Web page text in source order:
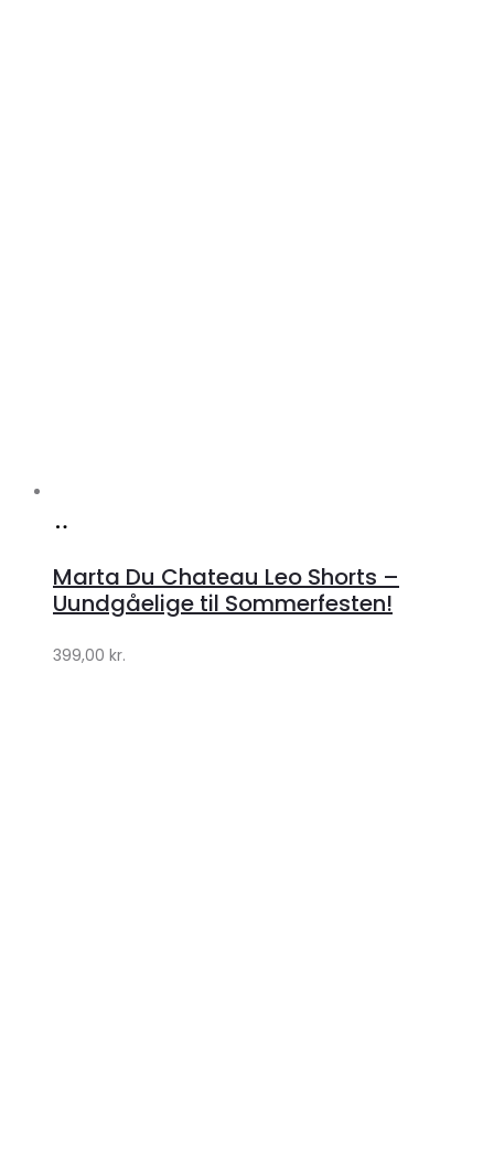
Klædeskabet.dk
Marta Du Chateau Leo Shorts –
Uundgåelige til Sommerfesten!
399,00 kr.